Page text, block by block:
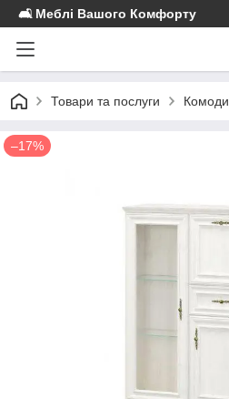
🛋️ Меблі Вашого Комфорту
Товари та послуги Комоди
–17%